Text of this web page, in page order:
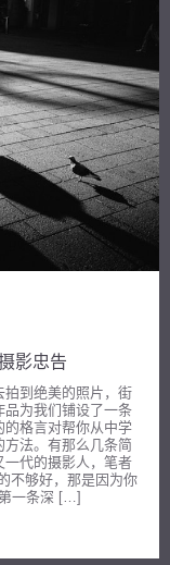
影忠告
到绝美的照片，街
为我们铺设了一条
格言对帮你从中学
法。有那么几条简
代的摄影人，笔者
不够好，那是因为你
一条深 […]